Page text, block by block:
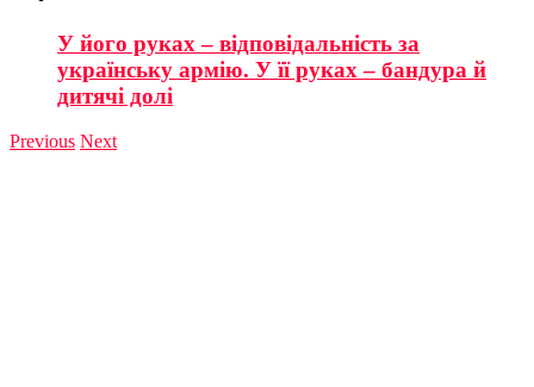
У його руках – відповідальність за
українську армію. У її руках – бандура й
дитячі долі
Previous Next